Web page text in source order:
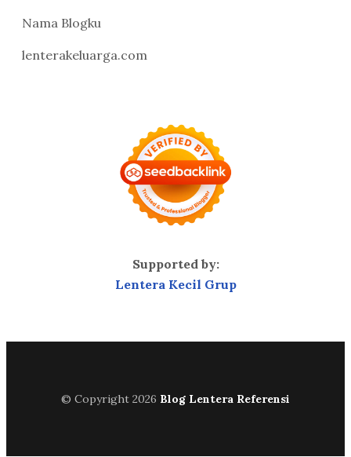
Nama Blogku
lenterakeluarga.com
Supported by:
Lentera Kecil Grup
© Copyright 2026 Blog Lentera Referensi